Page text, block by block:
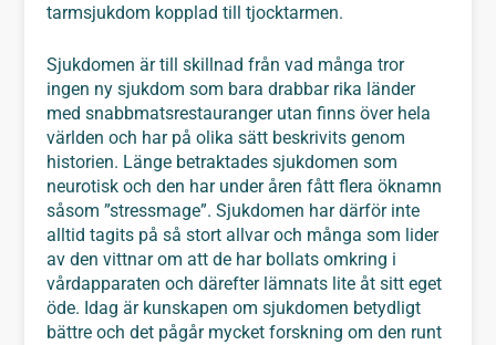
tarmsjukdom kopplad till tjocktarmen.
Sjukdomen är till skillnad från vad många tror
ingen ny sjukdom som bara drabbar rika länder
med snabbmatsrestauranger utan finns över hela
världen och har på olika sätt beskrivits genom
historien. Länge betraktades sjukdomen som
neurotisk och den har under åren fått flera öknamn
såsom ”stressmage”. Sjukdomen har därför inte
alltid tagits på så stort allvar och många som lider
av den vittnar om att de har bollats omkring i
vårdapparaten och därefter lämnats lite åt sitt eget
öde. Idag är kunskapen om sjukdomen betydligt
bättre och det pågår mycket forskning om den runt